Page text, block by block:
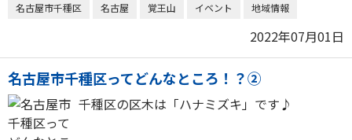
名古屋市千種区 名古屋 覚王山 イベント 地域情報
2022年07月01日
名古屋市千種区ってどんなところ！？②
千種区の区木は「ハナミズキ」です♪